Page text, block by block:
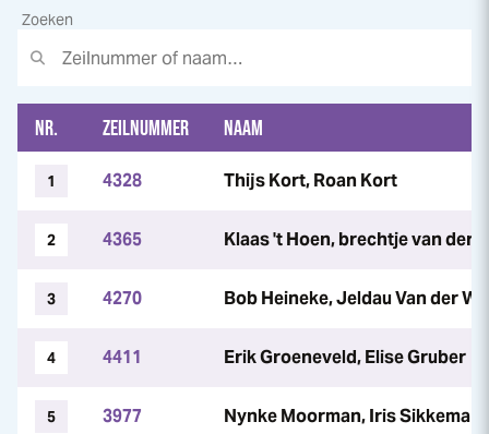
Zoeken
NR. ZEILNUMMER NAAM
1 4328 Thijs Kort, Roan Kort
2 4365 Klaas 't Hoen, brechtje van der
3 4270 Bob Heineke, Jeldau Van der
4 4411 Erik Groeneveld, Elise Gruber
5 3977 Nynke Moorman, Iris Sikkema